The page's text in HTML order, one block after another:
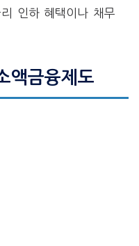
인하 혜택이나 채무
액금융제도